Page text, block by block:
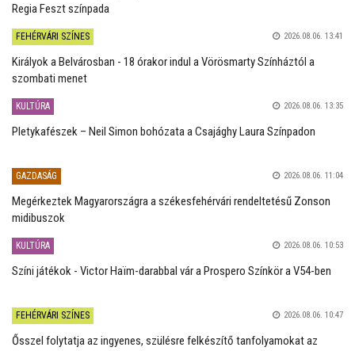
Regia Feszt színpada
FEHÉRVÁRI SZÍNES 2026.08.06. 13:41
Királyok a Belvárosban - 18 órakor indul a Vörösmarty Színháztól a
szombati menet
KULTÚRA 2026.08.06. 13:35
Pletykafészek – Neil Simon bohózata a Csajághy Laura Színpadon
GAZDASÁG 2026.08.06. 11:04
Megérkeztek Magyarországra a székesfehérvári rendeltetésű Zonson
midibuszok
KULTÚRA 2026.08.06. 10:53
Színi játékok - Victor Haïm-darabbal vár a Prospero Színkör a V54-ben
FEHÉRVÁRI SZÍNES 2026.08.06. 10:47
Ősszel folytatja az ingyenes, szülésre felkészítő tanfolyamokat az